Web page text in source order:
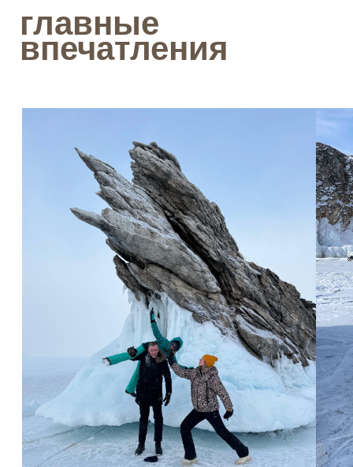
Скала Дракон
Вкусные обеды
О ТУРЕ